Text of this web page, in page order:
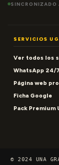
SINCRONIZADO
SERVICIOS
Ver todos los
WhatsApp 24/7
Página web
Ficha Google
Pack Premium
© 2024 UNA